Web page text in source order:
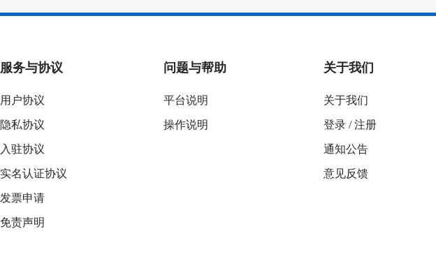
服务与协议
用户协议
隐私协议
入驻协议
实名认证协议
发票申请
免责声明
问题与帮助
平台说明
操作说明
关于我们
关于我们
登录 /注册
通知公告
意见反馈